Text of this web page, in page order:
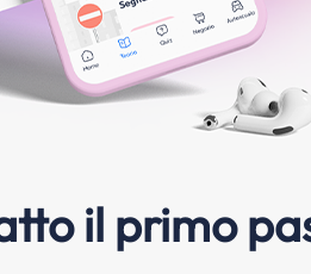
il primo